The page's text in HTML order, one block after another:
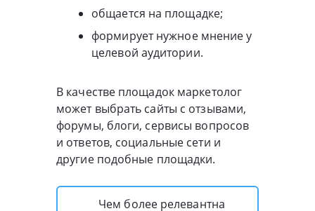
общается на площадке;
формирует нужное мнение у
целевой аудитории.
В качестве площадок маркетолог
может выбрать сайты c отзывами,
форумы, блоги, сервисы вопросов
и ответов, социальные сети и
другие подобные площадки.
Чем более релевантна